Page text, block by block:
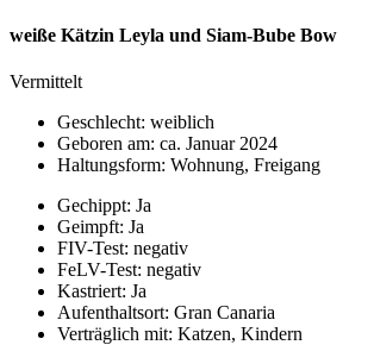
weiße Kätzin Leyla und Siam-Bube Bow
Vermittelt
Geschlecht: weiblich
Geboren am: ca. Januar 2024
Haltungsform: Wohnung, Freigang
Gechippt: Ja
Geimpft: Ja
FIV-Test: negativ
FeLV-Test: negativ
Kastriert: Ja
Aufenthaltsort: Gran Canaria
Verträglich mit: Katzen, Kindern